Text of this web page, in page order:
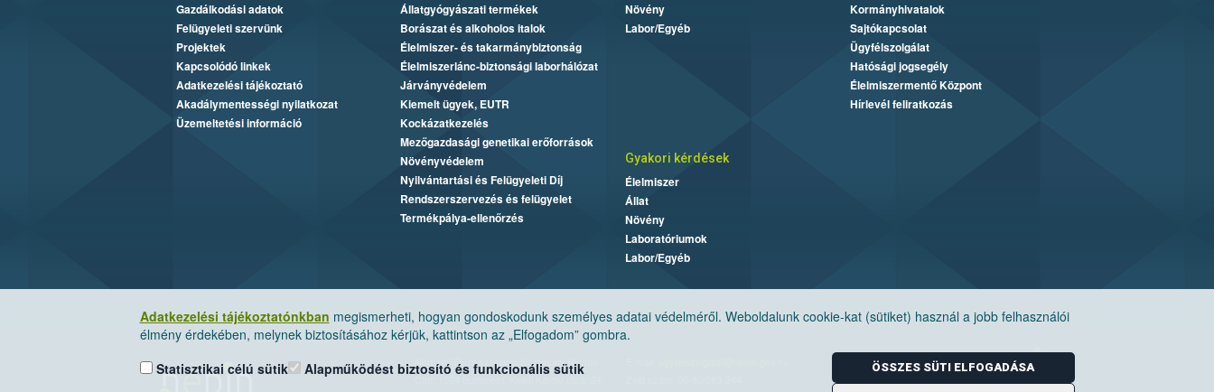
Adatkezelési tájékoztatónkban megismerheti, hogyan gondoskodunk személyes adatai védelméről. Weboldalunk cookie-kat (sütiket) használ a jobb felhasználói
élmény érdekében, melynek biztosításához kérjük, kattintson az „Elfogadom” gombra.
Statisztikai célú sütik
Alapműködést biztosító és funkcionális sütik ÖSSZES SÜTI ELFOGADÁSA
Gazdálkodási adatok
Felügyeleti szervünk
Projektek
Kapcsolódó linkek
Adatkezelési tájékoztató
Akadálymentességi nyilatkozat
Üzemeltetési információ
Állatgyógyászati termékek
Borászat és alkoholos italok
Élelmiszer- és takarmánybiztonság
Élelmiszerlánc-biztonsági laborhálózat
Járványvédelem
Kiemelt ügyek, EUTR
Kockázatkezelés
Mezőgazdasági genetikai erőforrások
Növényvédelem
Nyilvántartási és Felügyeleti Díj
Rendszerszervezés és felügyelet
Termékpálya-ellenőrzés
Növény
Labor/Egyéb
Kormányhivatalok
Sajtókapcsolat
Ügyfélszolgálat
Hatósági jogsegély
Élelmiszermentő Központ
Hírlevél feliratkozás
Gyakori kérdések
Élelmiszer
Állat
Növény
Laboratóriumok
Labor/Egyéb
Nemzeti Élelmiszerlánc-biztonsági Hivatal